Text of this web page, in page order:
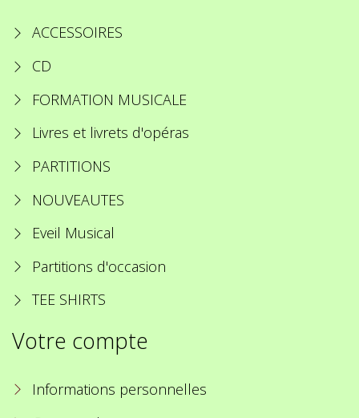
ACCESSOIRES
CD
FORMATION MUSICALE
Livres et livrets d'opéras
PARTITIONS
NOUVEAUTES
Eveil Musical
Partitions d'occasion
TEE SHIRTS
Votre compte
Informations personnelles